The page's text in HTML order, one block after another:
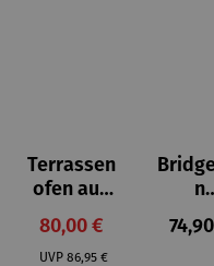
Terrassen
ofen aus
Gusseisen
Verkaufspreis:
80,00 €
UVP Regulärer Preis:
86,95 €
n
assen